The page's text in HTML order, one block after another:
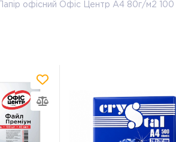
Папір офісний Офіс Центр А4 80г/м2 100